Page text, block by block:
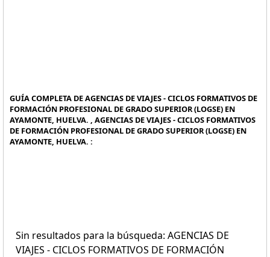
GUÍA COMPLETA DE AGENCIAS DE VIAJES - CICLOS FORMATIVOS DE
FORMACIÓN PROFESIONAL DE GRADO SUPERIOR (LOGSE) EN
AYAMONTE, HUELVA. , AGENCIAS DE VIAJES - CICLOS FORMATIVOS
DE FORMACIÓN PROFESIONAL DE GRADO SUPERIOR (LOGSE) EN
AYAMONTE, HUELVA. :
Sin resultados para la búsqueda: AGENCIAS DE
VIAJES - CICLOS FORMATIVOS DE FORMACIÓN